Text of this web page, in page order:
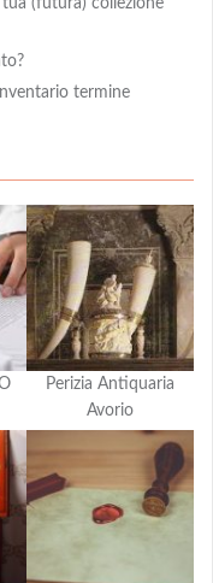
termine
Perizia Antiquaria
Avorio